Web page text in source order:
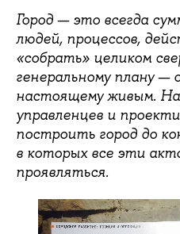
Город — это всегда
людей, процессов,
«собрать» целиком
генеральному плану
настоящему живым.
управленцев и
построить город до
в которых все эти
проявляться.